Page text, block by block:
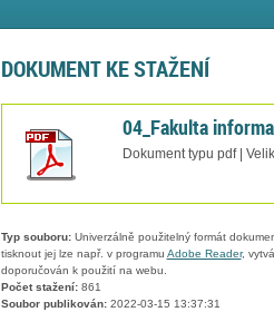
DOKUMENT KE STAŽENÍ
04_Fakulta
Dokument typu pdf |
Typ souboru:Univerzálně použitelný formát
tisknout jej lze např. v programu Adobe Reader,
doporučován k použití na webu.
Počet stažení:861
Soubor publikován:2022-03-15 13:37:31